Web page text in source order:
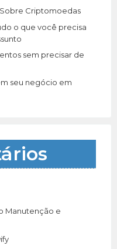
Criptomoedas
o que você precisa
sem precisar de
seu negócio em
Manutenção e